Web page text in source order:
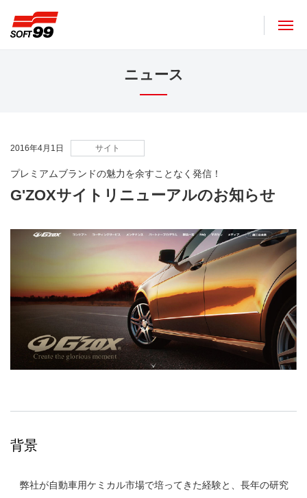
ニュース
2016年4月1日 サイト
プレミアムブランドの魅力を余すことなく発信！
G'ZOXサイトリニューアルのお知らせ
背景
弊社が自動車用ケミカル市場で培ってきた経験と、長年の研究